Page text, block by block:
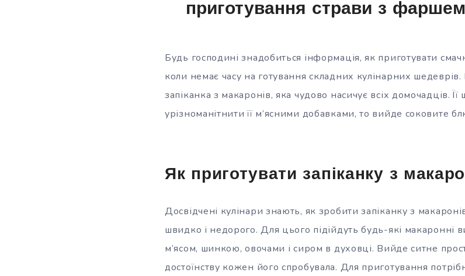
приготування страви з
Будь господині знадобиться інформація, як приготувати
коли немає часу на готування складних кулінарних
запіканка з макаронів, яка чудово насичує всіх домочадців.
урізноманітнити її м’ясними добавками, то вийде соковите
Як приготувати запіканку з
Досвідчені кулінари знають, як зробити запіканку з
швидко і недорого. Для цього підійдуть будь-які макаронні
м’ясом, шинкою, овочами і сиром в духовці. Вийде ситне
достоїнству кожен його спробувала. Для приготування